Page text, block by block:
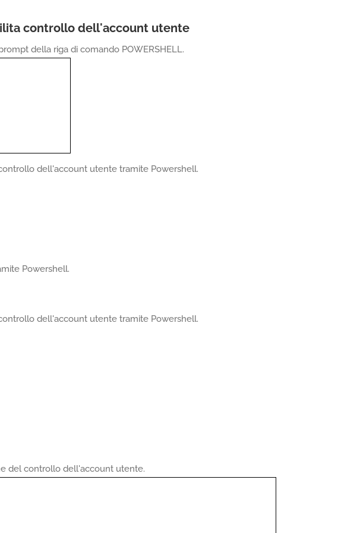
controllo dell'account utente
della riga di comando POWERSHELL.
dell'account utente tramite Powershell.
Powershell.
dell'account utente tramite Powershell.
del controllo dell'account utente.